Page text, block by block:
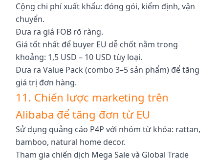
Cộng chi phí xuất khẩu: đóng gói, kiểm định, vận
chuyển.
Đưa ra giá FOB rõ ràng.
Giá tốt nhất để buyer EU dễ chốt nằm trong
khoảng: 1,5 USD – 10 USD tùy loại.
Đưa ra Value Pack (combo 3–5 sản phẩm) để tăng
giá trị đơn hàng.
11. Chiến lược marketing trên
Alibaba để tăng đơn từ EU
Sử dụng quảng cáo P4P với nhóm từ khóa: rattan,
bamboo, natural home decor.
Tham gia chiến dịch Mega Sale và Global Trade